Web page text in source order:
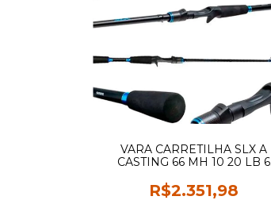
VARA CARRETILHA SLX A
CASTING 66 MH 10 20 LB 6
R$2.351,98